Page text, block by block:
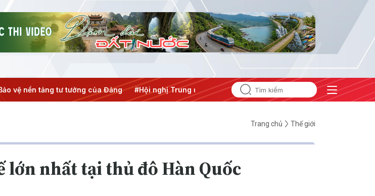
nền tảng tư tưởng của Đảng #Hội nghị Trung ương 3
Trang chủ Thế giới
lớn nhất tại thủ đô Hàn Quốc